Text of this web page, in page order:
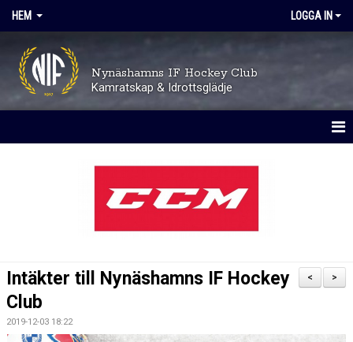
HEM LOGGA IN
Nynäshamns IF Hockey Club
Kamratskap & Idrottsglädje
TRYGGHET OCH VÄRDEGRUND
KALENDER
>
<
Intäkter till Nynäshamns IF Hockey
Club
2019-12-03 18:22